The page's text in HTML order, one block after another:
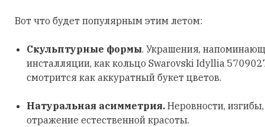
Вот что будет популярным этим летом:
Скульптурные формы. Украшения,
инсталляции, как кольцо Swarovski Idyllia
смотрится как аккуратный букет цветов.
Натуральная асимметрия. Неровности,
отражение естественной красоты.